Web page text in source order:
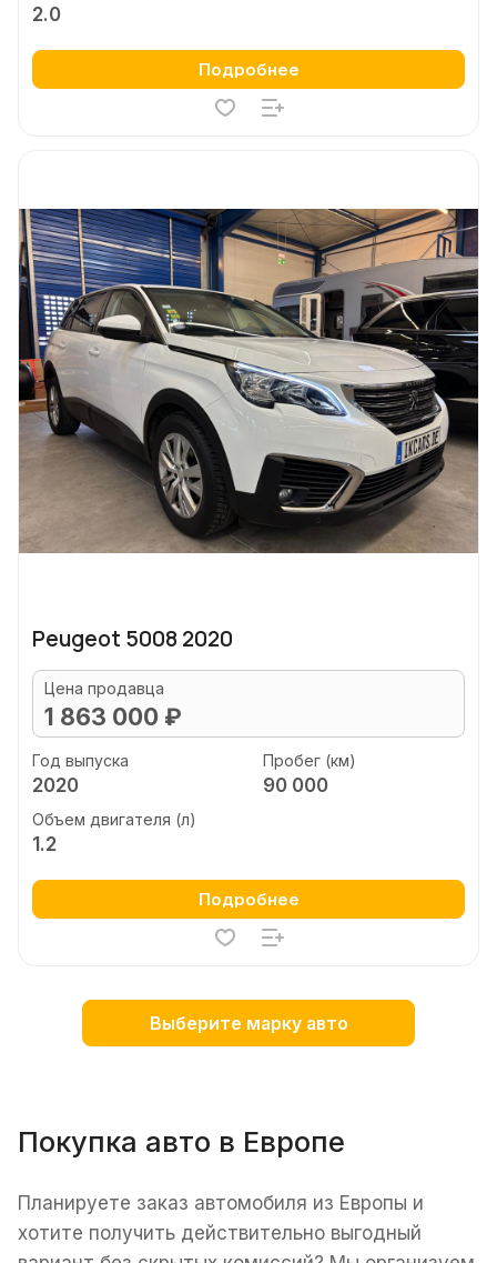
2.0
Подробнее
Peugeot 5008 2020
Цена продавца
1 863 000 ₽
Год выпуска
2020
Пробег (км)
90 000
Объем двигателя (л)
1.2
Подробнее
Выберите марку авто
Покупка авто в Европе
Планируете заказ автомобиля из Европы и
хотите получить действительно выгодный